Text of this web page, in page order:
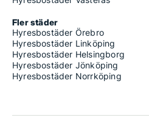
Fler städer
Hyresbostäder Örebro
Hyresbostäder Linköping
Hyresbostäder Helsingborg
Hyresbostäder Jönköping
Hyresbostäder Norrköping